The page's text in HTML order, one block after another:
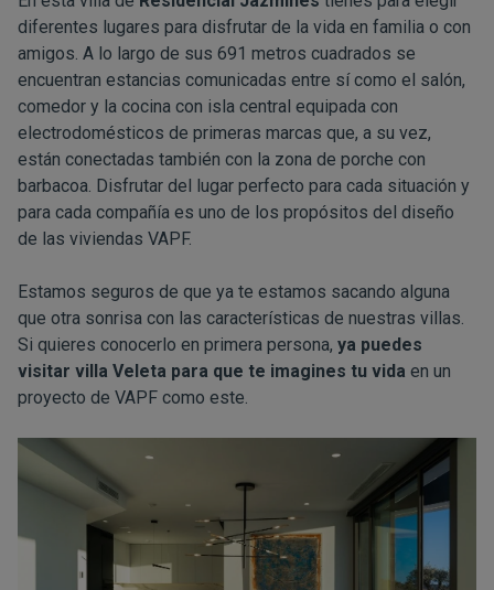
diferentes lugares para disfrutar de la vida en familia o con
amigos. A lo largo de sus 691 metros cuadrados se
encuentran estancias comunicadas entre sí como el salón,
comedor y la cocina con isla central equipada con
electrodomésticos de primeras marcas que, a su vez,
están conectadas también con la zona de porche con
barbacoa. Disfrutar del lugar perfecto para cada situación y
para cada compañía es uno de los propósitos del diseño
de las viviendas VAPF.
Estamos seguros de que ya te estamos sacando alguna
que otra sonrisa con las características de nuestras villas.
Si quieres conocerlo en primera persona, ya puedes
visitar villa Veleta para que te imagines tu vida en un
proyecto de VAPF como este.